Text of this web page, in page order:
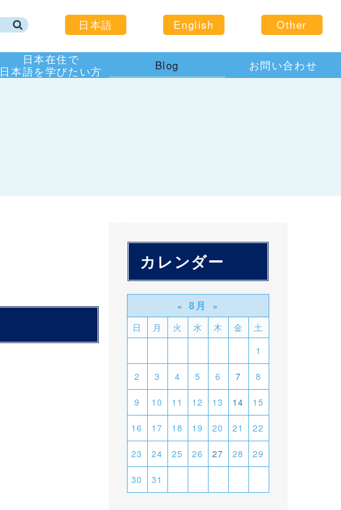
日本語 English Other
日本在住で
日本語を学びたい方
Blog お問い合わせ
カレンダー
« 8月
»
日
月 火 水 木 金
土
1
2 3 4 5 6 7 8
9 10 11 12 13 14 15
16 17 18 19 20 21 22
23 24 25 26 27 28 29
30 31